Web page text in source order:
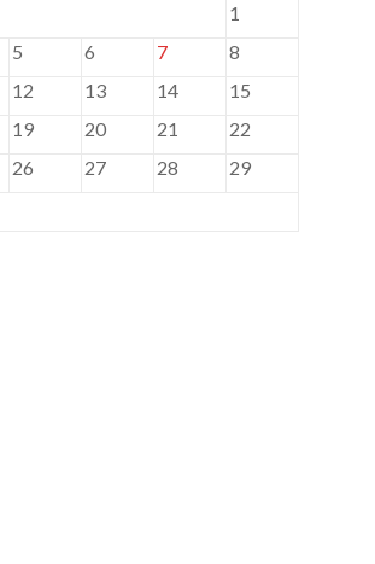
1
5 6 7
8
12 13 14
15
19 20 21
22
26 27 28
29